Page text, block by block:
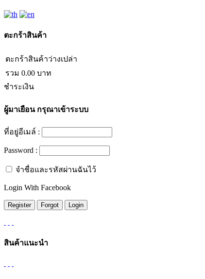
ตะกร้าสินค้า
ตะกร้าสินค้าว่างเปล่า
รวม 0.00 บาท
ชำระเงิน
ผู้มาเยือนกรุณาเข้าระบบ
ที่อยู่อีเมล์ :
Password :
จำชื่อและรหัสผ่านฉันไว้
Login With Facebook
สินค้าแนะนำ